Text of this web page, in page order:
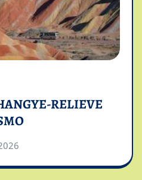
RELIEVE